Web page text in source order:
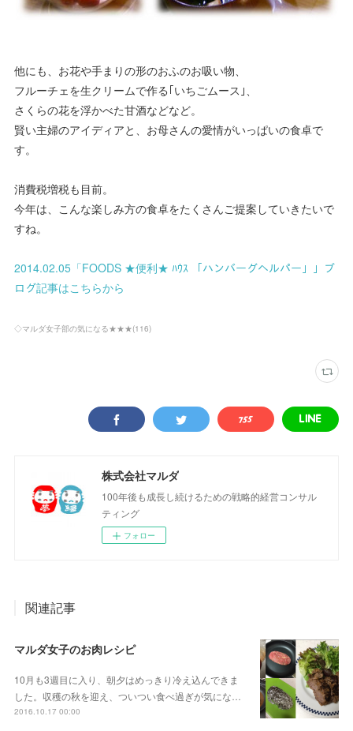
他にも、お花や手まりの形のおふのお吸い物、
フルーチェを生クリームで作る｢いちごムース｣、
さくらの花を浮かべた甘酒などなど。
賢い主婦のアイディアと、お母さんの愛情がいっぱいの食卓で
す。
消費税増税も目前。
今年は、こんな楽しみ方の食卓をたくさんご提案していきたいで
すね。
2014.02.05「FOODS ★便利★ ﾊｳｽ 「ハンバーグヘルパー」」ブ
ログ記事はこちらから
◇マルダ女子部の気になる★★★(116)
株式会社マルダ
100年後も成長し続けるための戦略的経営コンサル
ティング
フォロー
関連記事
マルダ女子のお肉レシピ
10月も3週目に入り、朝夕はめっきり冷え込んできま
した。収穫の秋を迎え、ついつい食べ過ぎが気にな…
2016.10.17 00:00